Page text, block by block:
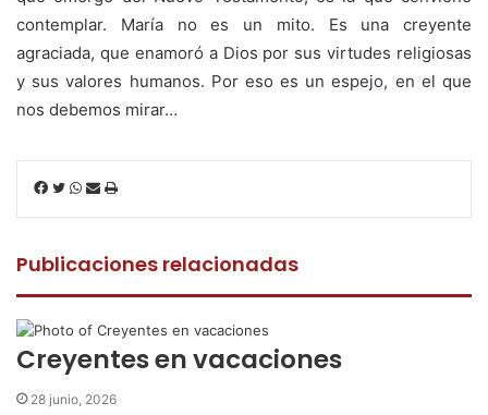
contemplar. María no es un mito. Es una creyente
agraciada, que enamoró a Dios por sus virtudes religiosas
y sus valores humanos. Por eso es un espejo, en el que
nos debemos mirar…
F
e
o
o
T
t
e
r
W
t
A
p
C
p
r
t
r
p
r
m
i
Publicaciones relacionadas
Creyentes en vacaciones
28 junio, 2026